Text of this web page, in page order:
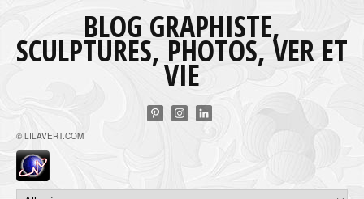
BLOG GRAPHISTE,
SCULPTURES, PHOTOS, VER ET
VIE
© LILAVERT.COM